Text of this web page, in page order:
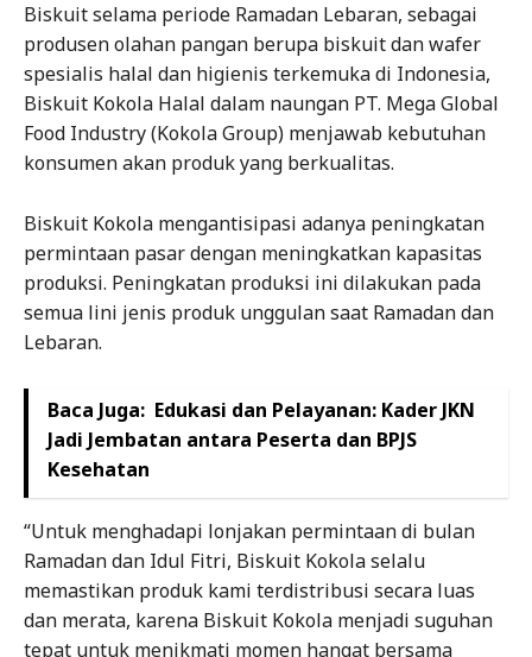
Biskuit selama periode Ramadan Lebaran, sebagai
produsen olahan pangan berupa biskuit dan wafer
spesialis halal dan higienis terkemuka di Indonesia,
Biskuit Kokola Halal dalam naungan PT. Mega Global
Food Industry (Kokola Group) menjawab kebutuhan
konsumen akan produk yang berkualitas.
Biskuit Kokola mengantisipasi adanya peningkatan
permintaan pasar dengan meningkatkan kapasitas
produksi. Peningkatan produksi ini dilakukan pada
semua lini jenis produk unggulan saat Ramadan dan
Lebaran.
Baca Juga: Edukasi dan Pelayanan: Kader JKN
Jadi Jembatan antara Peserta dan BPJS
Kesehatan
“Untuk menghadapi lonjakan permintaan di bulan
Ramadan dan Idul Fitri, Biskuit Kokola selalu
memastikan produk kami terdistribusi secara luas
dan merata, karena Biskuit Kokola menjadi suguhan
tepat untuk menikmati momen hangat bersama